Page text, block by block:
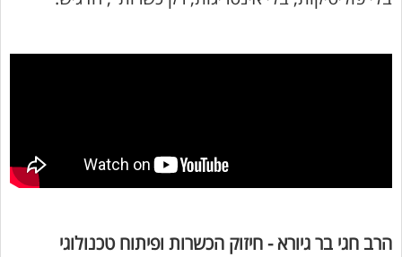
הרב חגי בר גיורא - חיזוק הכשרות ופיתוח טכנולוגי